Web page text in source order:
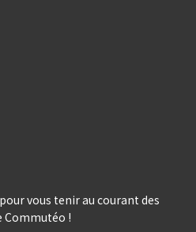
vous tenir au courant des
Commutéo !